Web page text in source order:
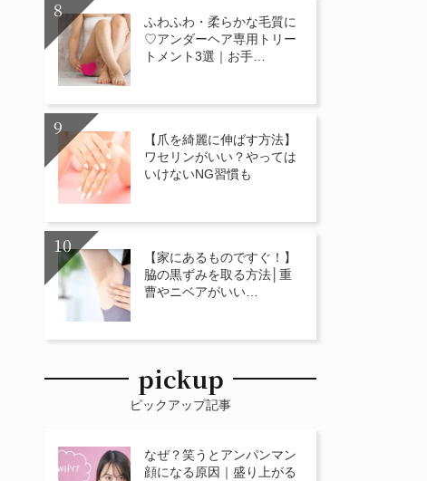
ふわふわ・柔らかな毛質に
♡アンダーヘア専用トリー
トメント3選｜お手…
【爪を綺麗に伸ばす方法】
ワセリンがいい？やっては
いけないNG習慣も
【家にあるものですぐ！】
脇の黒ずみを取る方法│重
曹やニベアがいい…
pickup
ピックアップ記事
なぜ？笑うとアンパンマン
顔になる原因｜盛り上がる